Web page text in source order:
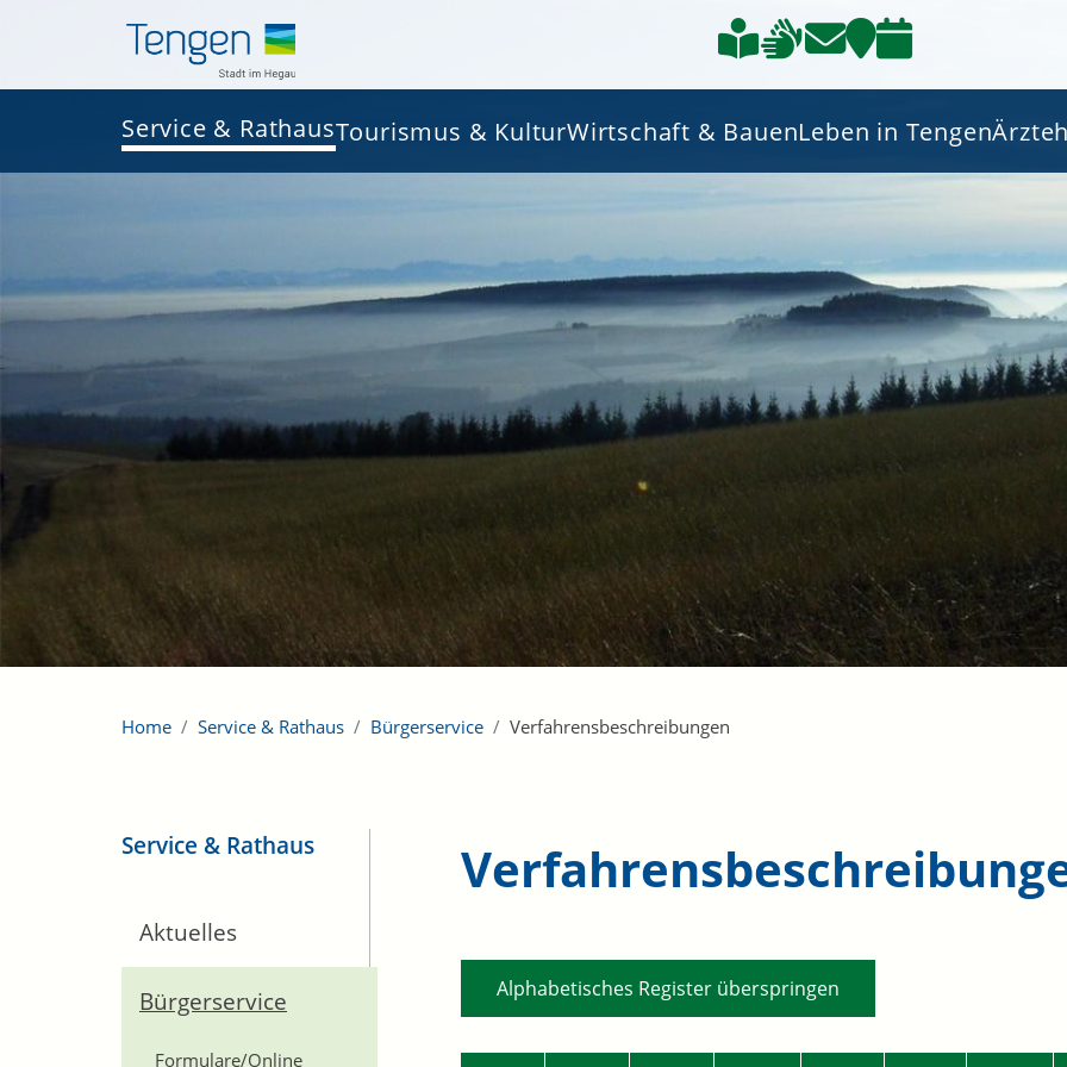
Service & RathausTourismus & KulturWirtschaft & BauenLeben in Tengen
Home Service & Rathaus Bürgerservice Verfahrensbeschreibungen
Service & Rathaus
Aktuelles
Bürgerservice
Formulare/Online
Alphabetisches Register überspringen